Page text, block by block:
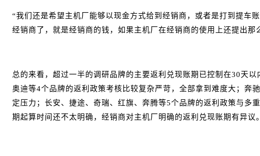
“我们还是希望主机厂能够以现金方式给到经销商，或者是打到提车
经销商了，就是经销商的钱，如果主机厂在经销商的使用上还提出
总的来看，超过一半的调研品牌的主要返利兑现账期已控制在30天
奥迪等4个品牌的返利政策考核比较复杂严苛，全部拿到难度大；奔
定压力；长安、捷途、奇瑞、红旗、奔腾等5个品牌的返利政策与多
期起算时间还不太明确，经销商对主机厂明确的返利兑现账期有异议